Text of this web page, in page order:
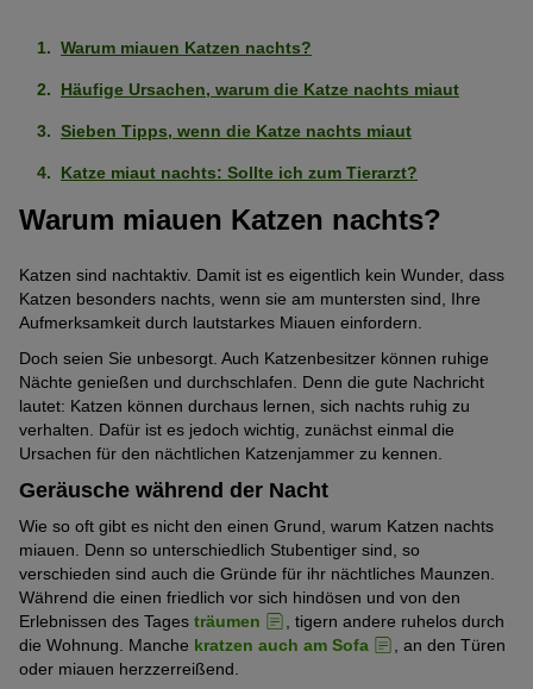
Warum miauen Katzen nachts?
Häufige Ursachen, warum die Katze nachts miaut
Sieben Tipps, wenn die Katze nachts miaut
Katze miaut nachts: Sollte ich zum Tierarzt?
Warum miauen Katzen nachts?
Katzen sind nachtaktiv. Damit ist es eigentlich kein Wunder, dass
Katzen besonders nachts, wenn sie am muntersten sind, Ihre
Aufmerksamkeit durch lautstarkes Miauen einfordern.
Doch seien Sie unbesorgt. Auch Katzenbesitzer können ruhige
Nächte genießen und durchschlafen. Denn die gute Nachricht
lautet: Katzen können durchaus lernen, sich nachts ruhig zu
verhalten. Dafür ist es jedoch wichtig, zunächst einmal die
Ursachen für den nächtlichen Katzenjammer zu kennen.
Geräusche während der Nacht
Wie so oft gibt es nicht den einen Grund, warum Katzen nachts
miauen. Denn so unterschiedlich Stubentiger sind, so
verschieden sind auch die Gründe für ihr nächtliches Maunzen.
Während die einen friedlich vor sich hindösen und von den
Erlebnissen des Tages träumen
, tigern andere ruhelos durch
die Wohnung. Manche kratzen auch am Sofa
, an den Türen
oder miauen herzzerreißend.